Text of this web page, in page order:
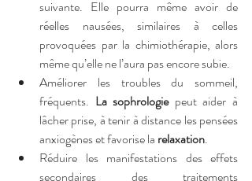
suivante. Elle pourra même avoir de
réelles nausées, similaires à celles
provoquées par la chimiothérapie, alors
même qu’elle ne l’aura pas encore subie.
Améliorer les troubles du sommeil,
fréquents. La sophrologie peut aider à
lâcher prise, à tenir à distance les pensées
anxiogènes et favorise la relaxation.
Réduire les manifestations des effets
secondaires des traitements